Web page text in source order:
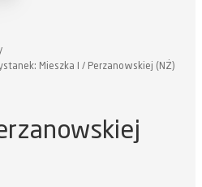
Mieszka I / Perzanowskiej (NŻ)